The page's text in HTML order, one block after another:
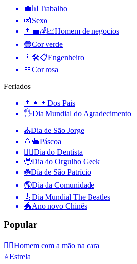
💼📊 Trabalho
💏Sexo
👨‍💼💰📈Homem de negocios
🟢Cor verde
👨🛠📋Engenheiro
🎀Cor rosa
Feriados
👨‍👧‍👦 Dos Pais
🖐Dia Mundial do Agradecimento
⛪️Dia de São Jorge
🥚🐇Páscoa
👨‍⚕️Dia do Dentista
🤓Dia do Orgulho Geek
☘️Día de São Patrício
🌎Dia da Comunidade
🎸 Dia Mundial The Beatles
🐲Ano novo Chinês
Popular
🤦‍♂️Homem com a mão na cara
⭐Estrela